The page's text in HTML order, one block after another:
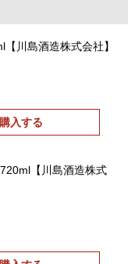
川島酒造株式会社】
入する
【川島酒造株式